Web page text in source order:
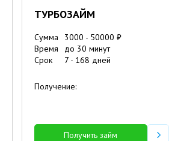
ТУРБОЗАЙМ
Сумма 3000 - 50000 ₽
Время
до 30 минут
Срок
7- 168 дней
Получение:
Получить займ